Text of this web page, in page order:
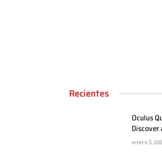
Recientes
Oculus
enero 5,